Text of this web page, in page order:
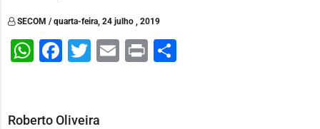
SECOM / quarta-feira, 24 julho , 2019
WhatsApp
Facebook
Twitter
Email
PrintShare
Roberto Oliveira